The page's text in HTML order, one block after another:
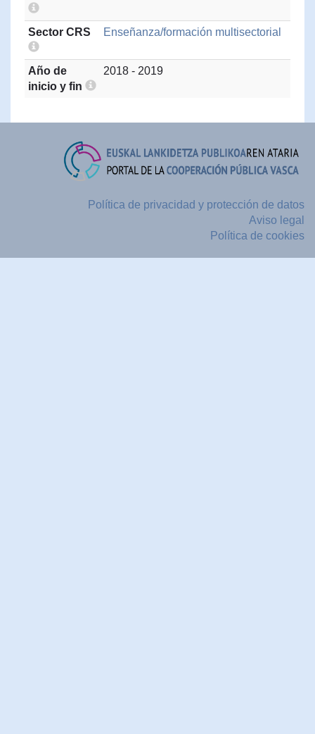
Sector CRS Enseñanza/formación multisectorial
Año de
inicio y fin
2018 - 2019
Política de privacidad y protección de datos
Aviso legal
Política de cookies